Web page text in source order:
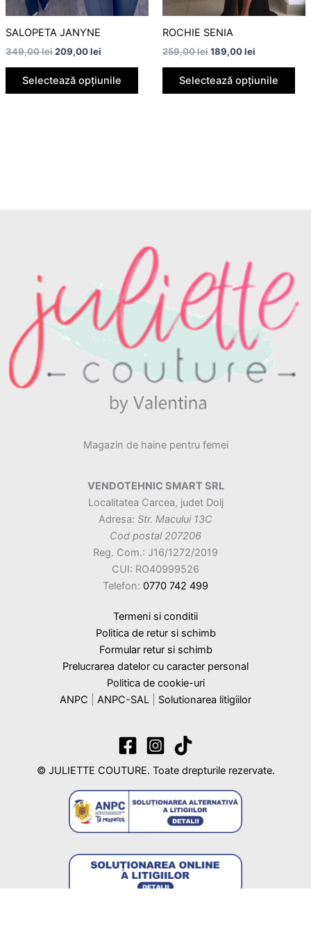
SALOPETA JANYNE
349,00lei209,00lei
Selectează opțiunile
fi
produsului.
ROCHIE SENIA
259,00lei189,00lei
Selectează opțiunile
fi
Magazin de haine pentru femei
VENDOTEHNIC SMART SRL
Localitatea Carcea, judet Dolj
Adresa: Str. Macului 13C
Cod postal 207206
Reg. Com.: J16/1272/2019
CUI: RO40999526
Telefon: 0770 742 499
Termeni si conditii
Politica de retur si schimb
Formular retur si schimb
Prelucrarea datelor cu caracter personal
Politica de cookie-uri
ANPC
ANPC-SAL Solutionarea litigiilor
© JULIETTE COUTURE. Toate drepturile rezervate.